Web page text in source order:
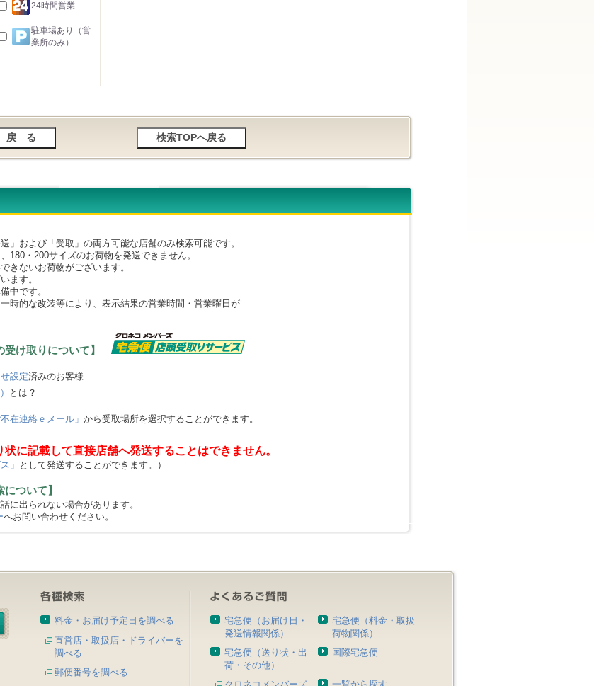
24時間営業
駐車場あり（営
業所のみ）
および「受取」の両方可能な店舗のみ検索可能です。
・200サイズのお荷物を発送できません。
ないお荷物がございます。
ます。
です。
時的な改装等により、表示結果の営業時間・営業曜日が
受け取りについて】
設定済みのお客様
とは？
不在連絡ｅメール」 から受取場所を選択することができます。
に記載して直接店舗へ発送することはできません。
」 として発送することができます。）
ついて】
に出られない場合があります。
へお問い合わせください。
料金・お届け予定日を調べる
直営店・取扱店・ドライバーを
調べる
郵便番号を調べる
宅急便（お届け日・
発送情報関係）
宅急便（料金・取扱
荷物関係）
宅急便（送り状・出
荷・その他）
国際宅急便